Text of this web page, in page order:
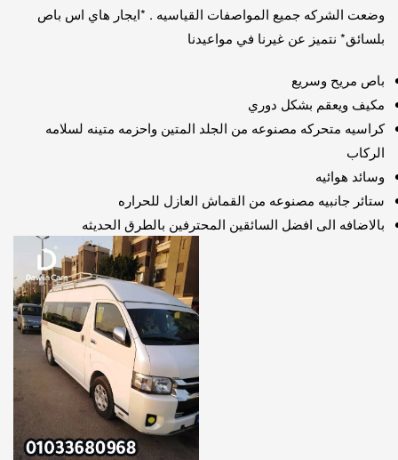
وضعت الشركه جميع المواصفات القياسيه . *ايجار هاي اس باص
بلسائق* نتميز عن غيرنا في مواعيدنا
باص مريح وسريع
مكيف ويعقم بشكل دوري
كراسيه متحركه مصنوعه من الجلد المتين واحزمه متينه لسلامه
الركاب
وسائد هوائيه
ستائر جانبيه مصنوعه من القماش العازل للحراره
بالاضافه الى افضل السائقين المحترفين بالطرق الحديثه